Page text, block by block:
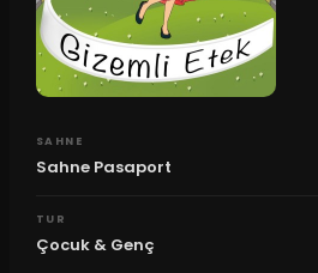
SAHNE
Sahne Pasaport
TUR
Çocuk & Genç